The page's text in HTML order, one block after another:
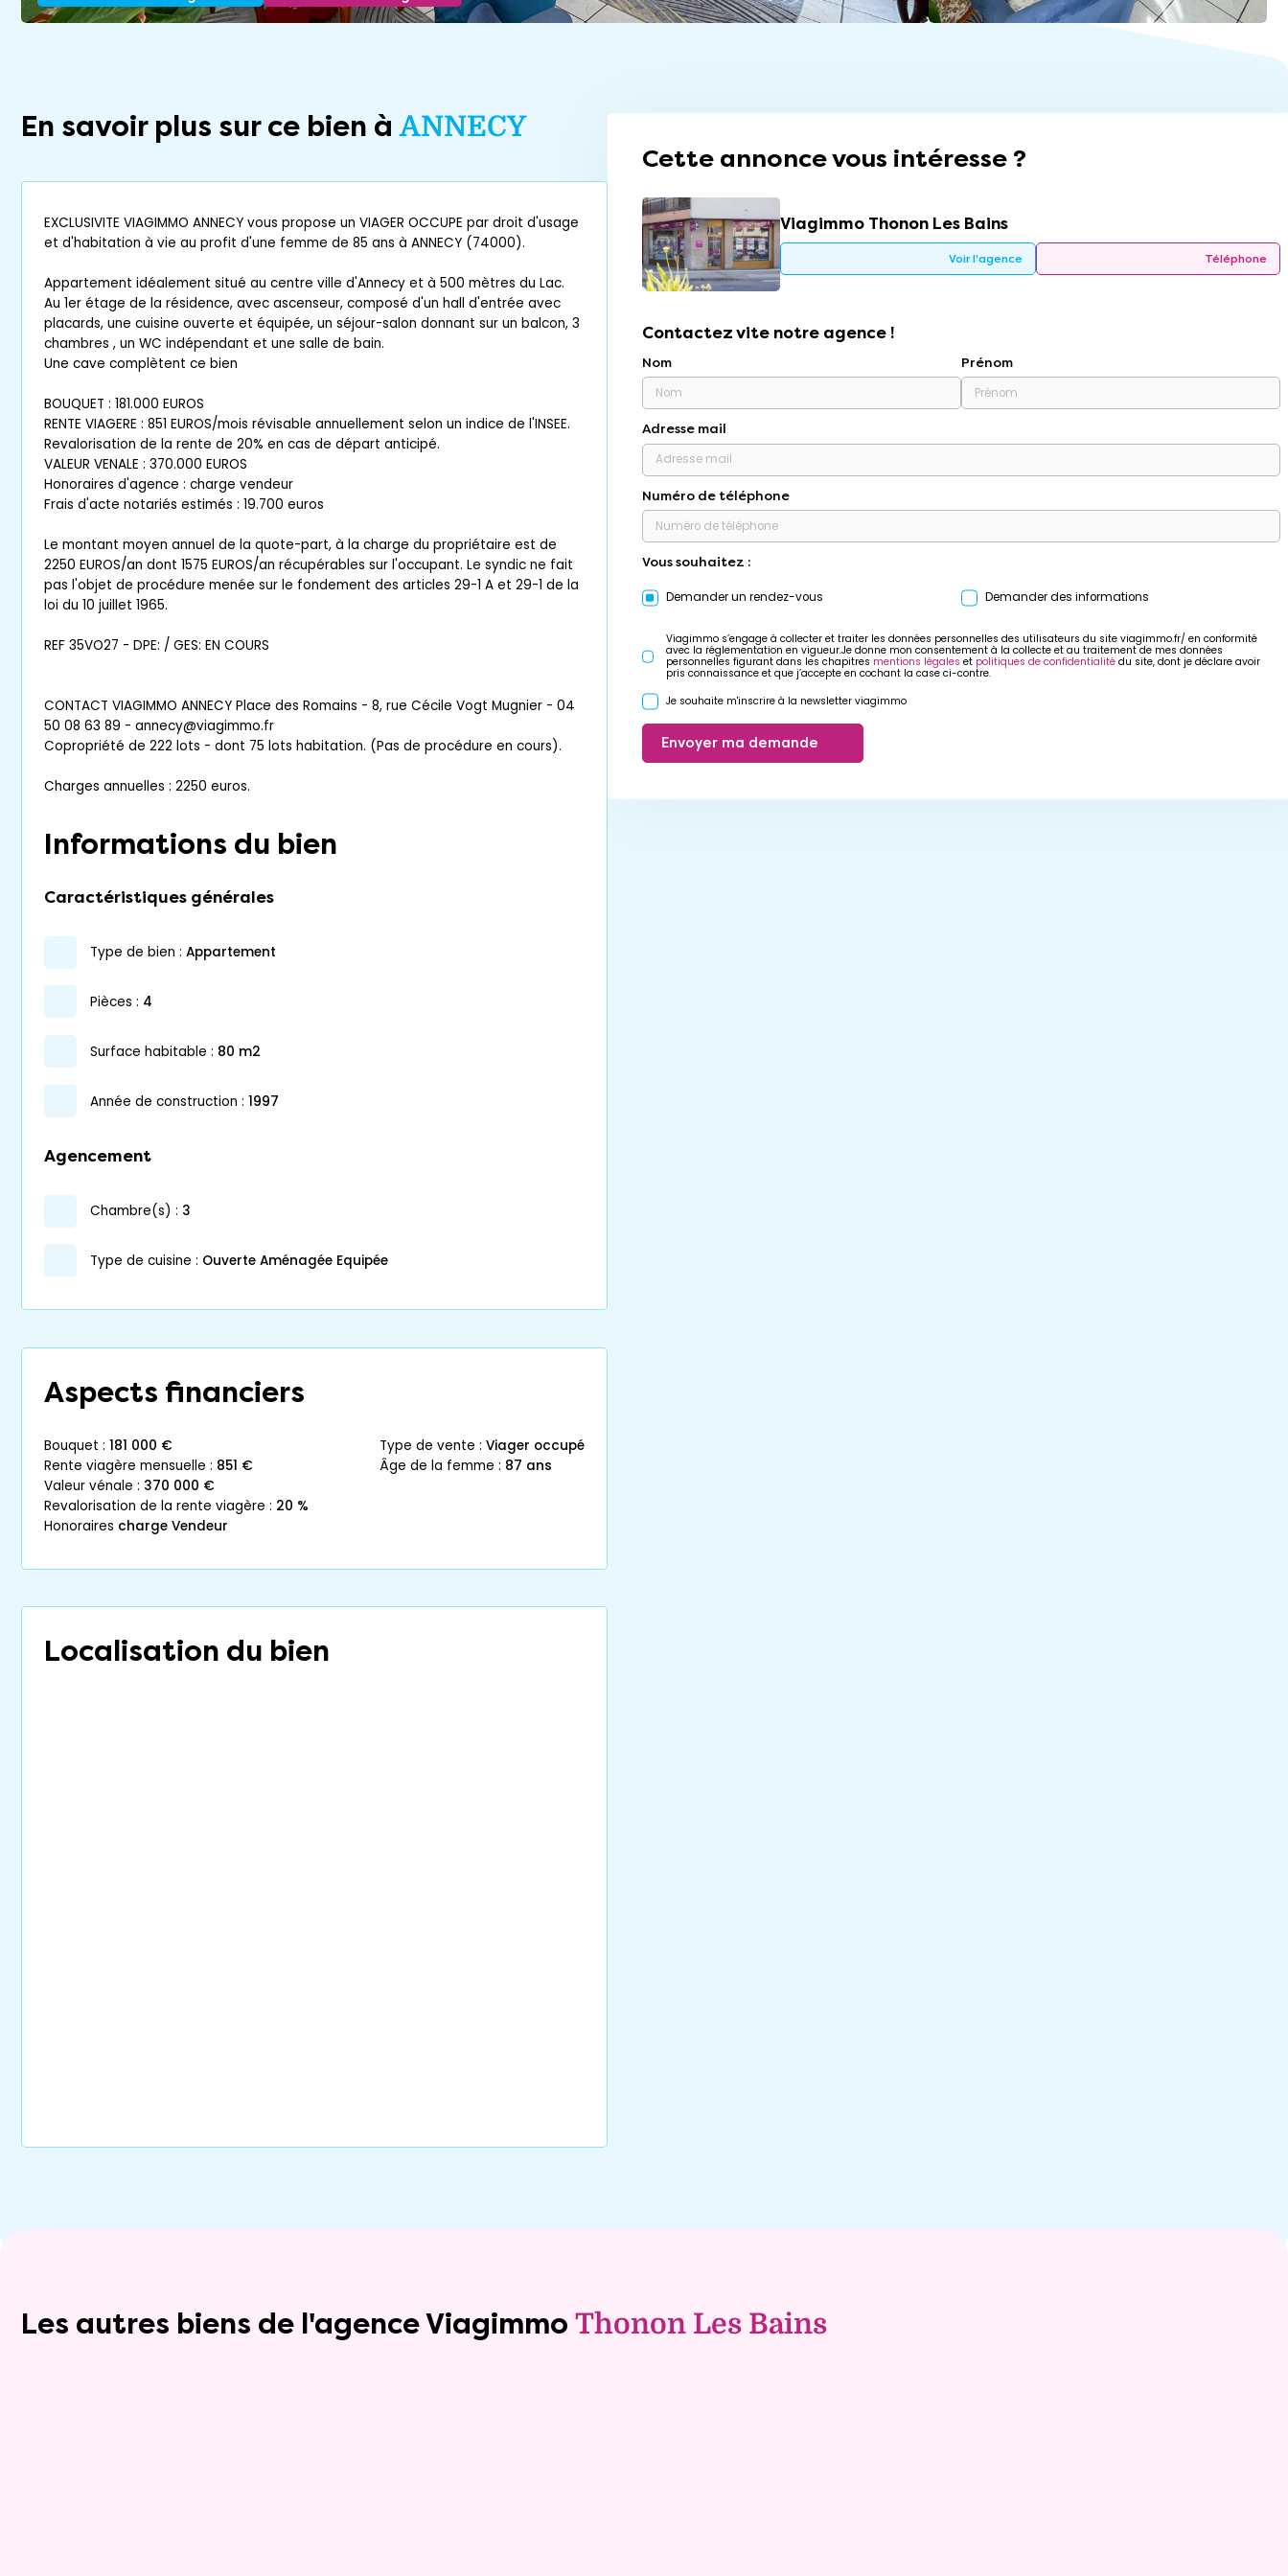
En savoir plus sur ce bien àANNECY
EXCLUSIVITE VIAGIMMO ANNECY vous propose un VIAGER OCCUPE par droit d'usage
et d'habitation à vie au profit d'une femme de 85 ans à ANNECY (74000).
Appartement idéalement situé au centre ville d'Annecy et à 500 mètres du Lac.
Au 1er étage de la résidence, avec ascenseur, composé d'un hall d'entrée avec
placards, une cuisine ouverte et équipée, un séjour-salon donnant sur un balcon, 3
chambres , un WC indépendant et une salle de bain.
Une cave complètent ce bien
BOUQUET : 181.000 EUROS
RENTE VIAGERE : 851 EUROS/mois révisable annuellement selon un indice de l'INSEE.
Revalorisation de la rente de 20% en cas de départ anticipé.
VALEUR VENALE : 370.000 EUROS
Honoraires d'agence : charge vendeur
Frais d'acte notariés estimés : 19.700 euros
Le montant moyen annuel de la quote-part, à la charge du propriétaire est de
2250 EUROS/an dont 1575 EUROS/an récupérables sur l'occupant. Le syndic ne fait
pas l'objet de procédure menée sur le fondement des articles 29-1 A et 29-1 de la
loi du 10 juillet 1965.
REF 35VO27 - DPE: / GES: EN COURS
CONTACT VIAGIMMO ANNECY Place des Romains - 8, rue Cécile Vogt Mugnier - 04
50 08 63 89 - annecy@viagimmo.fr
Copropriété de 222 lots - dont 75 lots habitation. (Pas de procédure en cours).
Charges annuelles : 2250 euros.
Informations du bien
Caractéristiques générales
type de bien : appartement
pièces : 4
surface habitable : 80 m2
année de construction : 1997
Agencement
chambre(s) : 3
Type de cuisine : Ouverte Aménagée Equipée
Aspects financiers
bouquet : 181 000 €
rente viagère mensuelle : 851 €
valeur vénale : 370 000 €
revalorisation de la rente viagère : 20 %
honoraires charge Vendeur
type de vente : Viager occupé
âge de la femme : 87 ans
Localisation du bien
Cette annonce vous intéresse ?
Viagimmo Thonon Les Bains
Voir l'agence Téléphone
Contactez vite notre agence !
Nom Prénom
Adresse mail
Numéro de téléphone
Vous souhaitez :
Demander un rendez-vous Demander des informations
Viagimmo s’engage à collecter et traiter les données personnelles des utilisateurs du site viagimmo.fr/ en conformité
avec la réglementation en vigueur.Je donne mon consentement à la collecte et au traitement de mes données
personnelles figurant dans les chapitres mentions légales et politiques de confidentialité du site, dont je déclare avoir
pris connaissance et que j’accepte en cochant la case ci-contre.
Je souhaite m'inscrire à la newsletter viagimmo
Envoyer ma demande
Les autres biens de l'agence Viagimmo Thonon Les Bains